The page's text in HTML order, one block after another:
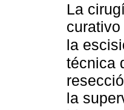
La
la
técnica
la